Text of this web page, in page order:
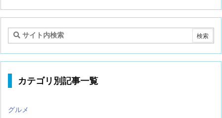
テ
リ
カテゴリ別記事一覧
グルメ